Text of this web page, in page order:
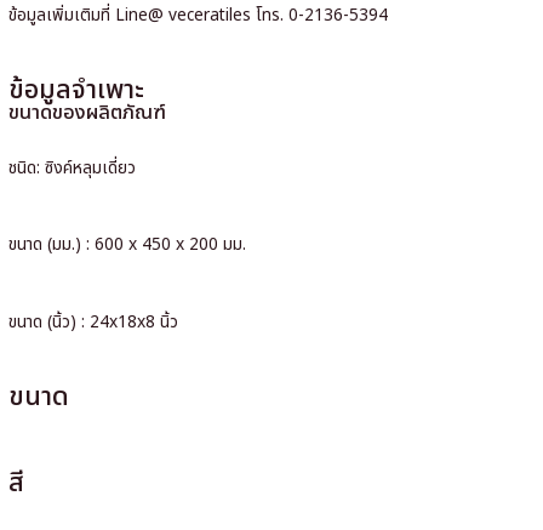
ข้อมูลเพิ่มเติมที่ Line@ veceratiles โทร. 0-2136-5394
ข้อมูลจำเพาะ
ขนาดของผลิตภัณฑ์
ชนิด: ซิงค์หลุมเดี่ยว
ขนาด (มม.) : 600 x 450 x 200 มม.
ขนาด (นิ้ว) : 24x18x8 นิ้ว
ขนาด
สี